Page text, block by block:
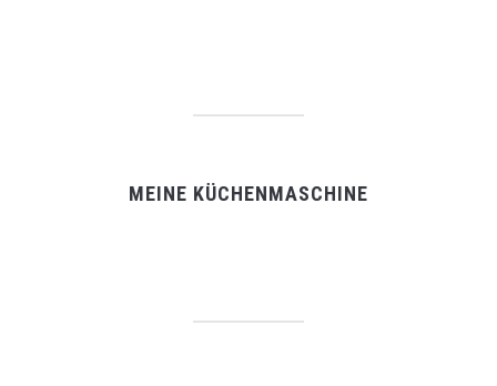
MEINE KÜCHENMASCHINE